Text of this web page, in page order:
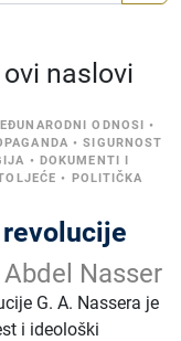
naslovi
ODNOSI •
•SIGURNOST
• DOKUMENTI I
• POLITIČKA
Nasser
G. A. Nassera je
i ideološki